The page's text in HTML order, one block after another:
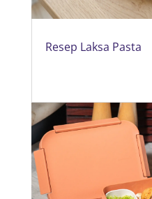
Resep Laksa Pasta